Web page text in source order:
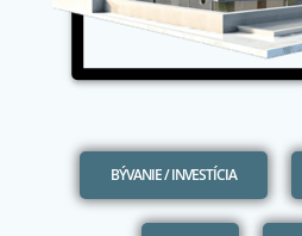
BÝVANIE / INVESTÍCIA